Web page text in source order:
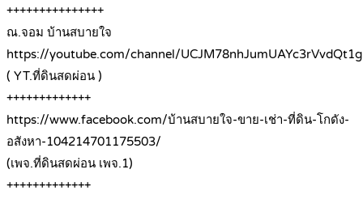
+++++++++++++++
ณ.จอม บ้านสบายใจ
https://youtube.com/channel/UCJM78nhJumUAYc3rVvdQt1g
( YT.ที่ดินสดผ่อน )
+++++++++++++
https://www.facebook.com/บ้านสบายใจ-ขาย-เช่า-ที่ดิน-โกดัง-
อสังหา-104214701175503/
(เพจ.ที่ดินสดผ่อน เพจ.1)
+++++++++++++